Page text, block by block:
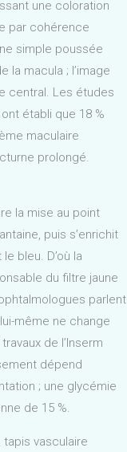
une coloration
par cohérence
simple poussée
la macula ; l’image
central. Les études
établi que 18 %
maculaire
prolongé.
la mise au point
puis s’enrichit
bleu. D’où la
du filtre jaune
parlent
même ne change
de l’Inserm
dépend
; une glycémie
de 15 %.
vasculaire